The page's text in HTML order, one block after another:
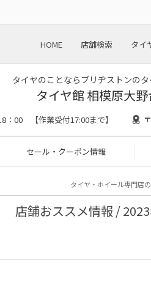
HOME 店舗検索 タイ
タイヤのことならブリヂストンの
タイヤ館 相模原大野
：00 【作業受付17:00まで】
セール・クーポン情報
タイヤ・ホイール専門店
店舗おススメ情報 /